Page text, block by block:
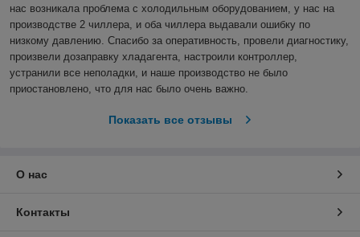
нас возникала проблема с холодильным оборудованием, у нас на
производстве 2 чиллера, и оба чиллера выдавали ошибку по
низкому давлению. Спасибо за оперативность, провели диагностику,
произвели дозаправку хладагента, настроили контроллер,
устранили все неполадки, и наше производство не было
приостановлено, что для нас было очень важно.
Показать все отзывы
О нас
Контакты